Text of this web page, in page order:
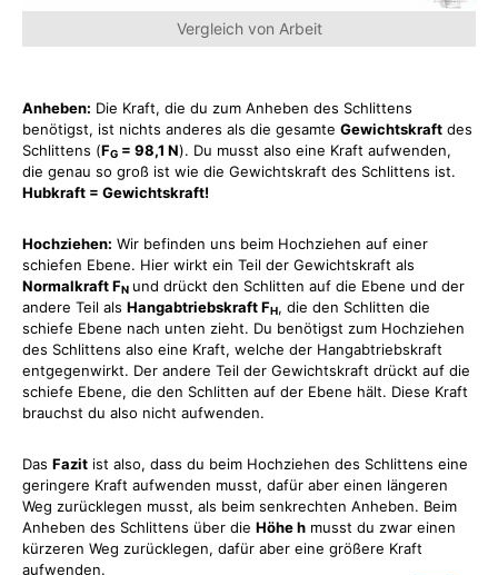
Vergleich von Arbeit
Anheben: Die Kraft, die du zum Anheben des Schlittens
benötigst, ist nichts anderes als die gesamte Gewichtskraft des
Schlittens (FG = 98,1 N). Du musst also eine Kraft aufwenden,
die genau so groß ist wie die Gewichtskraft des Schlittens ist.
Hubkraft = Gewichtskraft!
Hochziehen: Wir befinden uns beim Hochziehen auf einer
schiefen Ebene. Hier wirkt ein Teil der Gewichtskraft als
Normalkraft F N und drückt den Schlitten auf die Ebene und der
andere Teil als Hangabtriebskraft F H, die den Schlitten die
schiefe Ebene nach unten zieht. Du benötigst zum Hochziehen
des Schlittens also eine Kraft, welche der Hangabtriebskraft
entgegenwirkt. Der andere Teil der Gewichtskraft drückt auf die
schiefe Ebene, die den Schlitten auf der Ebene hält. Diese Kraft
brauchst du also nicht aufwenden.
Das Fazit ist also, dass du beim Hochziehen des Schlittens eine
geringere Kraft aufwenden musst, dafür aber einen längeren
Weg zurücklegen musst, als beim senkrechten Anheben. Beim
Anheben des Schlittens über die Höhe h musst du zwar einen
kürzeren Weg zurücklegen, dafür aber eine größere Kraft
aufwenden.